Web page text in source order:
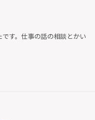
す。仕事の話の相談とかい